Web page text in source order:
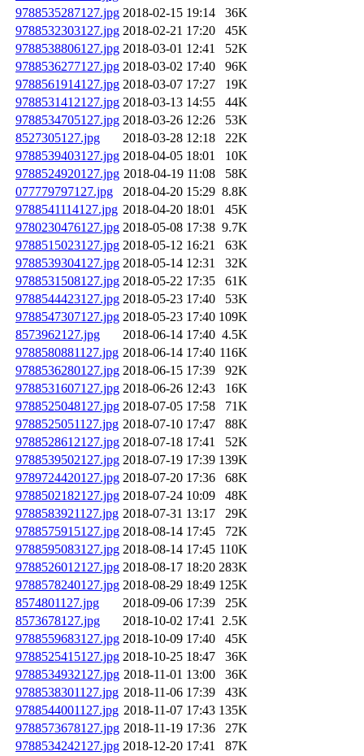
9788535287127.jpg 2018-02-15 19:14
36K
9788532303127.jpg 2018-02-21 17:20
45K
9788538806127.jpg 2018-03-01 12:41
52K
9788536277127.jpg 2018-03-02 17:40
96K
9788561914127.jpg 2018-03-07 17:27
19K
9788531412127.jpg 2018-03-13 14:55
44K
9788534705127.jpg 2018-03-26 12:26
53K
8527305127.jpg
2018-03-28 12:18
22K
9788539403127.jpg 2018-04-05 18:01
10K
9788524920127.jpg 2018-04-19 11:08
58K
077779797127.jpg
2018-04-20 15:29 8.8K
9788541114127.jpg 2018-04-20 18:01
45K
9780230476127.jpg 2018-05-08 17:38 9.7K
9788515023127.jpg 2018-05-12 16:21
63K
9788539304127.jpg 2018-05-14 12:31
32K
9788531508127.jpg 2018-05-22 17:35
61K
9788544423127.jpg 2018-05-23 17:40
53K
9788547307127.jpg 2018-05-23 17:40 109K
8573962127.jpg
2018-06-14 17:40 4.5K
9788580881127.jpg 2018-06-14 17:40 116K
9788536280127.jpg 2018-06-15 17:39
92K
9788531607127.jpg 2018-06-26 12:43
16K
9788525048127.jpg 2018-07-05 17:58
71K
9788525051127.jpg 2018-07-10 17:47
88K
9788528612127.jpg 2018-07-18 17:41
52K
9788539502127.jpg 2018-07-19 17:39 139K
9789724420127.jpg 2018-07-20 17:36
68K
9788502182127.jpg 2018-07-24 10:09
48K
9788583921127.jpg 2018-07-31 13:17
29K
9788575915127.jpg 2018-08-14 17:45
72K
9788595083127.jpg 2018-08-14 17:45 110K
9788526012127.jpg 2018-08-17 18:20 283K
9788578240127.jpg 2018-08-29 18:49 125K
8574801127.jpg
2018-09-06 17:39
25K
8573678127.jpg
2018-10-02 17:41 2.5K
9788559683127.jpg 2018-10-09 17:40
45K
9788525415127.jpg 2018-10-25 18:47
36K
9788534932127.jpg 2018-11-01 13:00
36K
9788538301127.jpg 2018-11-06 17:39
43K
9788544001127.jpg 2018-11-07 17:43 135K
9788573678127.jpg 2018-11-19 17:36
27K
9788534242127.jpg 2018-12-20 17:41
87K